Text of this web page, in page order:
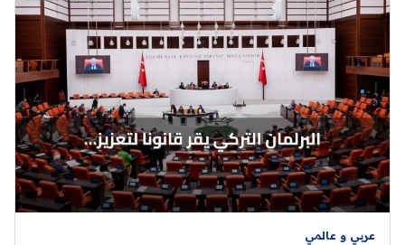
عربي و عالمي